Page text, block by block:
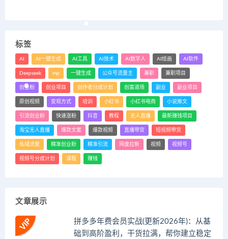
标签
AI AI一键生成 AI工具 AI技术 AI数字人 AI绘画 AI软件
Deepseek mp 一键生成 公众号流量主 兼职 兼职项目
创业粉 创业项目 创作者分成计划 创富道场 副业 副业项目
原创视频 变现方式 培训 小红书 小红书电商 小说推文
引流创业粉 快速涨粉 抖音 教程 无人直播 最新赚钱项目
淘宝无人直播 爆款文案 爆款视频 直播带货 短视频带货
私域流量 精准创业粉 精准引流 网盘拉新 视频 视频号
视频号分成计划 课程 赚钱
文章展示
拼多多年费会员实战(更新2026年)：从基
础到高阶盈利，干货拉满，帮你建立稳定